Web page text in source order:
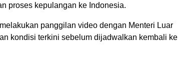
proses kepulangan ke Indonesia.
panggilan video dengan Menteri Luar
kondisi terkini sebelum dijadwalkan kembali ke